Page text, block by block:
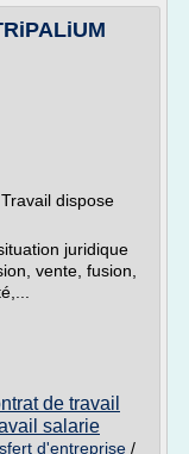
dispose
juridique
vente, fusion,
de travail
salarie
d'entreprise /